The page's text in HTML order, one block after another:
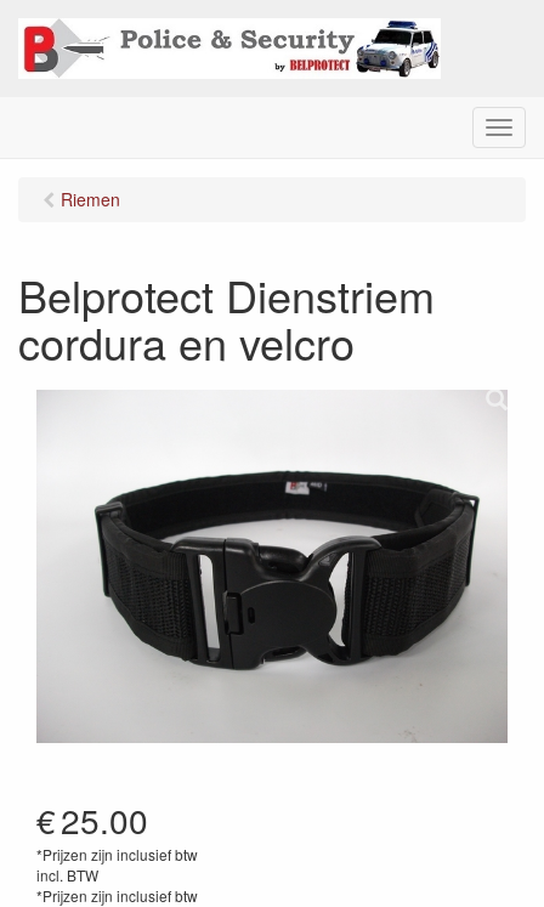
M
e
Riemen
Belprotect Dienstriem
cordura en velcro
€25.00
*Prijzen zijn inclusief btw
incl. BTW
*Prijzen zijn inclusief btw